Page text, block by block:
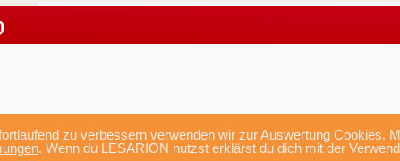
zu verbessern verwenden wir zur Auswertung Cookies.
. Wenn du LESARION nutzst erklärst du dich mit der